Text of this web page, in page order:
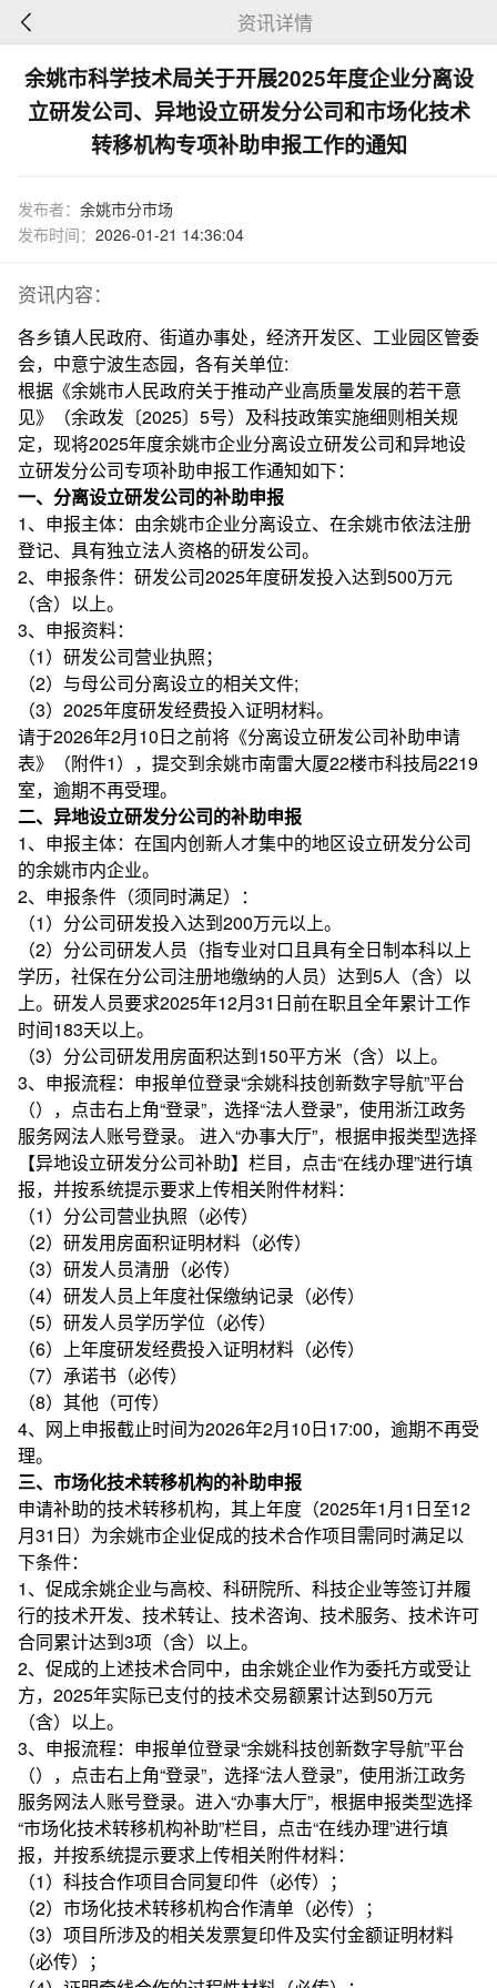
资讯详情
余姚市科学技术局关于开展2025年度企业分离设
立研发公司、异地设立研发分公司和市场化技术
转移机构专项补助申报工作的通知
发布者： 余姚市分市场
发布时间： 2026-01-21 14:36:04
资讯内容：
各乡镇人民政府、街道办事处，经济开发区、工业园区管委
会，中意宁波生态园，各有关单位:
根据《余姚市人民政府关于推动产业高质量发展的若干意
见》（余政发〔2025〕5号）及科技政策实施细则相关规
定，现将2025年度余姚市企业分离设立研发公司和异地设
立研发分公司专项补助申报工作通知如下：
一、分离设立研发公司的补助申报
1、申报主体：由余姚市企业分离设立、在余姚市依法注册
登记、具有独立法人资格的研发公司。
2、申报条件：研发公司2025年度研发投入达到500万元
（含）以上。
3、申报资料：
（1）研发公司营业执照；
（2）与母公司分离设立的相关文件;
（3）2025年度研发经费投入证明材料。
请于2026年2月10日之前将《分离设立研发公司补助申请
表》（附件1），提交到余姚市南雷大厦22楼市科技局2219
室，逾期不再受理。
二、异地设立研发分公司的补助申报
1、申报主体：在国内创新人才集中的地区设立研发分公司
的余姚市内企业。
2、申报条件（须同时满足）：
（1）分公司研发投入达到200万元以上。
（2）分公司研发人员（指专业对口且具有全日制本科以上
学历，社保在分公司注册地缴纳的人员）达到5人（含）以
上。研发人员要求2025年12月31日前在职且全年累计工作
时间183天以上。
（3）分公司研发用房面积达到150平方米（含）以上。
3、申报流程：申报单位登录“余姚科技创新数字导航”平台
（），点击右上角“登录”，选择“法人登录”，使用浙江政务
服务网法人账号登录。 进入“办事大厅”，根据申报类型选择
【异地设立研发分公司补助】栏目，点击“在线办理”进行填
报，并按系统提示要求上传相关附件材料：
（1）分公司营业执照（必传）
（2）研发用房面积证明材料（必传）
（3）研发人员清册（必传）
（4）研发人员上年度社保缴纳记录（必传）
（5）研发人员学历学位（必传）
（6）上年度研发经费投入证明材料（必传）
（7）承诺书（必传）
（8）其他（可传）
4、网上申报截止时间为2026年2月10日17:00，逾期不再受
理。
三、市场化技术转移机构的补助申报
申请补助的技术转移机构，其上年度（2025年1月1日至12
月31日）为余姚市企业促成的技术合作项目需同时满足以
下条件：
1、促成余姚企业与高校、科研院所、科技企业等签订并履
行的技术开发、技术转让、技术咨询、技术服务、技术许可
合同累计达到3项（含）以上。
2、促成的上述技术合同中，由余姚企业作为委托方或受让
方，2025年实际已支付的技术交易额累计达到50万元
（含）以上。
3、申报流程：申报单位登录“余姚科技创新数字导航”平台
（），点击右上角“登录”，选择“法人登录”，使用浙江政务
服务网法人账号登录。进入“办事大厅”，根据申报类型选择
“市场化技术转移机构补助”栏目，点击“在线办理”进行填
报，并按系统提示要求上传相关附件材料：
（1）科技合作项目合同复印件（必传）；
（2）市场化技术转移机构合作清单（必传）；
（3）项目所涉及的相关发票复印件及实付金额证明材料
（必传）；